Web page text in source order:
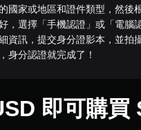
國家或地區和證件類型，然後
，選擇「手機認證」或「電腦
資訊，提交身分證影本，並拍
身分認證就完成了！
即可購買